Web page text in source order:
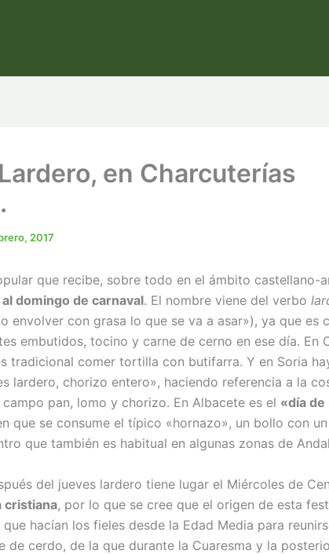
en Charcuterías
2017
que recibe, sobre todo en el ámbito castellano-
domingo de carnaval. El nombre viene del verbo
envolver con grasa lo que se va a asar»), ya que es
embutidos, tocino y carne de cerno en ese día. En
tradicional comer tortilla con butifarra. Y en Soria
lardero, chorizo entero», haciendo referencia a la
pan, lomo y chorizo. En Albacete es el «día de
que se consume el típico «hornazo», un bollo con
que también es habitual en algunas zonas de
del jueves lardero tiene lugar el Miércoles de
cristiana, por lo que se cree que el origen de esta
hacían los fieles desde la Edad Media para
de cerdo, de la que durante la Cuaresma y la